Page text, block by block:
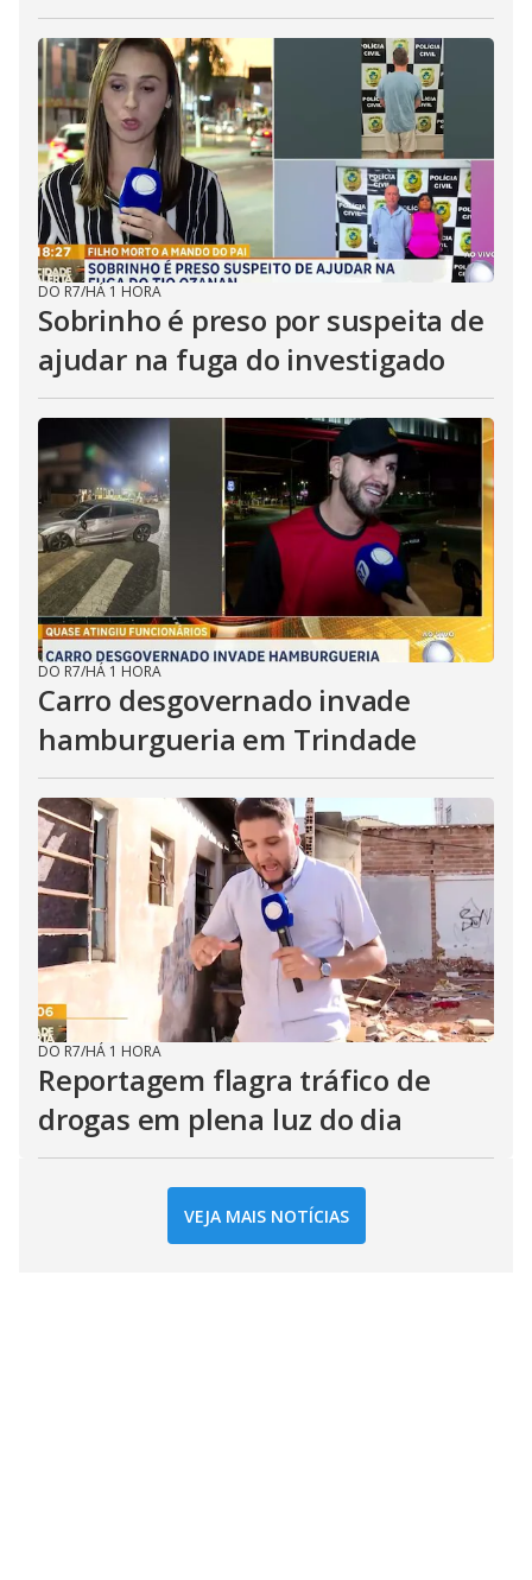
DO R7/HÁ 1 HORA
Sobrinho é preso por suspeita de
ajudar na fuga do investigado
DO R7/HÁ 1 HORA
Carro desgovernado invade
hamburgueria em Trindade
DO R7/HÁ 1 HORA
Reportagem flagra tráfico de
drogas em plena luz do dia
VEJA MAIS NOTÍCIAS